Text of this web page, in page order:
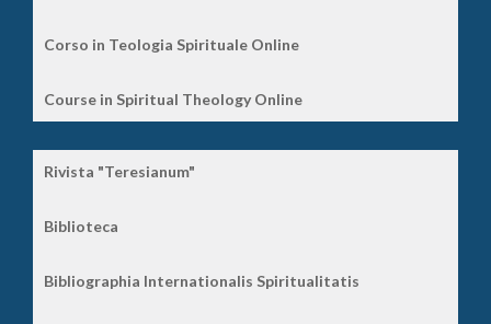
Corso in Teologia Spirituale Online
Course in Spiritual Theology Online
Rivista "Teresianum"
Biblioteca
Bibliographia Internationalis Spiritualitatis